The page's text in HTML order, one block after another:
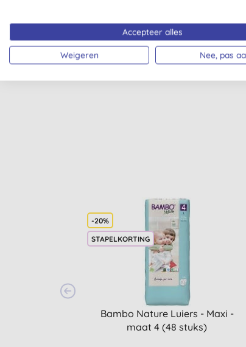
GECERTIFICEERD DOOR
SOIL ASSOCIATION
ZONDER
-20%
STAPELKORTING
Bambo Nature Luiers - Maxi -
maat 4 (48 stuks)
Accepteer alles
Weigeren Nee, pas